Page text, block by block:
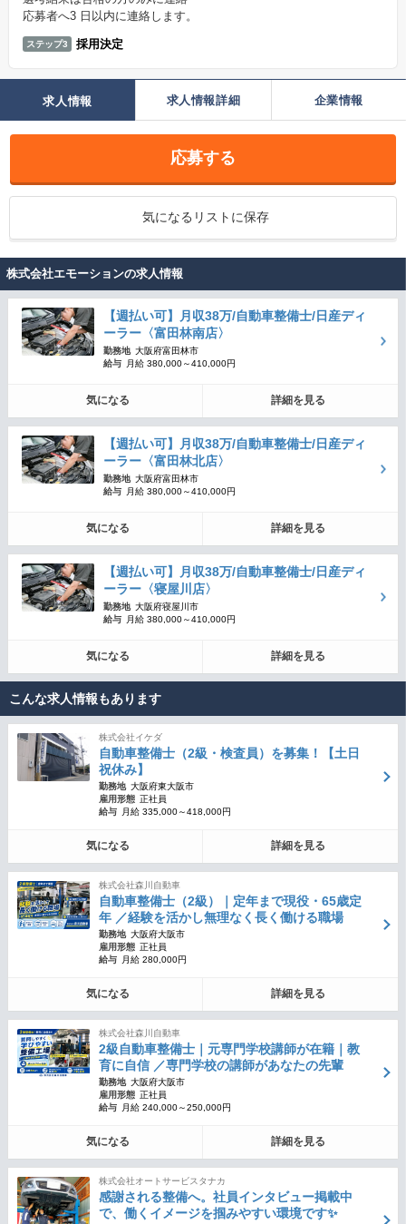
応募者へ3 日以内に連絡します。
ステップ3 採用決定
求人情報 求人情報詳細 企業情報
応募する
気になるリストに保存
株式会社エモーションの求人情報
【週払い可】月収38万/自動車整備士/日産ディ
ーラー〈富田林南店〉
勤務地 大阪府富田林市
給与
月給 380,000～410,000円
気になる 詳細を見る
【週払い可】月収38万/自動車整備士/日産ディ
ーラー〈富田林北店〉
勤務地 大阪府富田林市
給与
月給 380,000～410,000円
気になる 詳細を見る
【週払い可】月収38万/自動車整備士/日産ディ
ーラー〈寝屋川店〉
勤務地 大阪府寝屋川市
給与
月給 380,000～410,000円
気になる 詳細を見る
こんな求人情報もあります
株式会社イケダ
自動車整備士（2級・検査員）を募集！【土日
祝休み】
勤務地 大阪府東大阪市
雇用形態 正社員
給与
月給 335,000～418,000円
気になる 詳細を見る
株式会社森川自動車
自動車整備士（2級）｜定年まで現役・65歳定
年 ／経験を活かし無理なく長く働ける職場
勤務地 大阪府大阪市
雇用形態 正社員
給与
月給 280,000円
気になる 詳細を見る
株式会社森川自動車
2級自動車整備士｜元専門学校講師が在籍｜教
育に自信 ／専門学校の講師があなたの先輩
勤務地 大阪府大阪市
雇用形態 正社員
給与
月給 240,000～250,000円
気になる 詳細を見る
株式会社オートサービスタナカ
感謝される整備へ。社員インタビュー掲載中
で、働くイメージを掴みやすい環境です✨